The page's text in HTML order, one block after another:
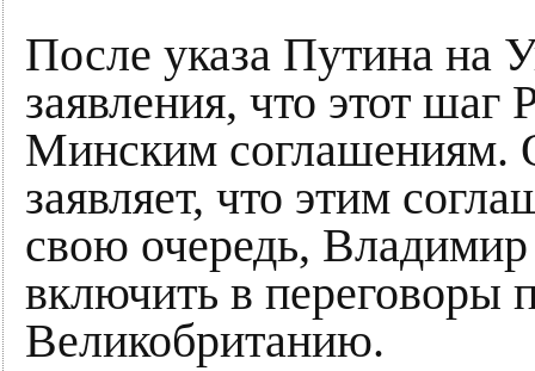
После указа Путина на
заявления, что этот шаг
Минским соглашениям.
заявляет, что этим
свою очередь, Владимир
включить в
Великобританию.